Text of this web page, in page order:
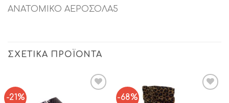
ΑΝΑΤΟΜΙΚΟ ΑΕΡΟΣΟΛΑ5
ΣΧΕΤΙΚΆ ΠΡΟΪΌΝΤΑ
-21% -68%